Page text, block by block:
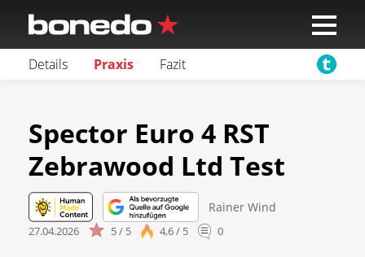
Details Praxis Fazit
Spector Euro 4 RST
Zebrawood Ltd Test
Rainer Wind
27.04.2026 5 / 5 4,6 / 5 0